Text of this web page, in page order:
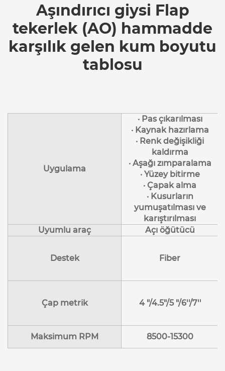
Aşındırıcı giysi Flap
tekerlek (AO) hammadde
karşılık gelen kum boyutu
tablosu
Uygulama
· Pas çıkarılması
· Kaynak hazırlama
· Renk değişikliği
kaldırma
· Aşağı zımparalama
· Yüzey bitirme
· Çapak alma
· Kusurların
yumuşatılması ve
karıştırılması
Uyumlu araç
Açı öğütücü
Destek Fiber
Çap metrik 4 "/4.5"/5 "/6''/7''
Maksimum RPM 8500-15300